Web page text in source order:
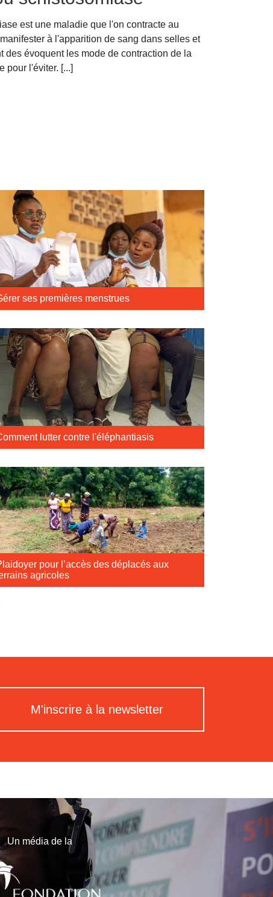
est une maladie que l'on contracte au
à l'apparition de sang dans selles et
des évoquent les mode de contraction de la
pour l'éviter. [...]
ses premières menstrues
lutter contre l'éléphantiasis
pour l’accès des déplacés aux
agricoles
M'inscrire à la newsletter
Un média de la